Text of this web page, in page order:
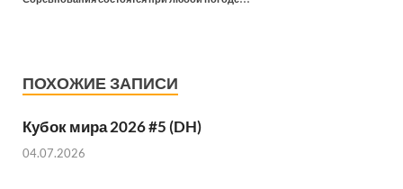
ПОХОЖИЕ ЗАПИСИ
Кубок мира 2026 #5 (DH)
04.07.2026